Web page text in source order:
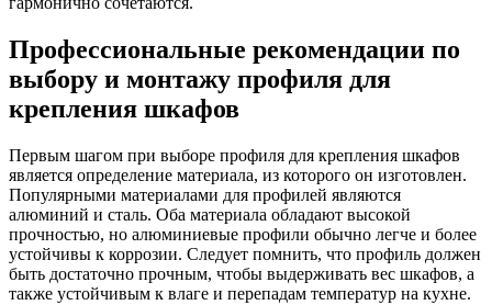
Профессиональные рекомендации по
выбору и монтажу профиля для
крепления шкафов
Первым шагом при выборе профиля для крепления шкафов
является определение материала, из которого он изготовлен.
Популярными материалами для профилей являются
алюминий и сталь. Оба материала обладают высокой
прочностью, но алюминиевые профили обычно легче и более
устойчивы к коррозии. Следует помнить, что профиль должен
быть достаточно прочным, чтобы выдерживать вес шкафов, а
также устойчивым к влаге и перепадам температур на кухне.